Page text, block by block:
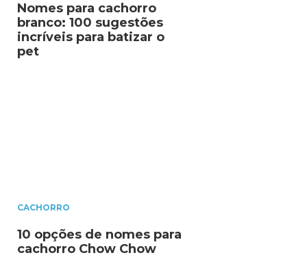
Nomes para cachorro
branco: 100 sugestões
incríveis para batizar o
pet
CACHORRO
10 opções de nomes para
cachorro Chow Chow